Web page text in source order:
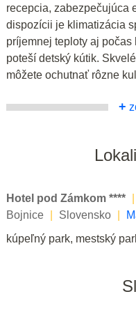
recepcia, zabezpečujúca
dispozícii je klimatizácia
príjemnej teploty aj
poteší detský kútik.
môžete ochutnať rôzne
+
Hotel pod Zámkom ****
Bojnice
Slovensko
kúpeľný park, mestský